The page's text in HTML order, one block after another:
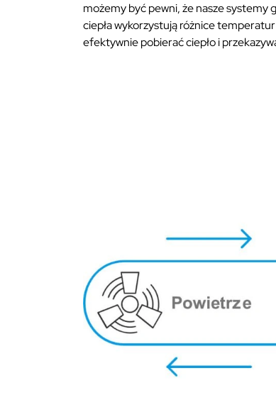
możemy być pewni, że nasze systemy
ciepła wykorzystują różnice
efektywnie pobierać ciepło i